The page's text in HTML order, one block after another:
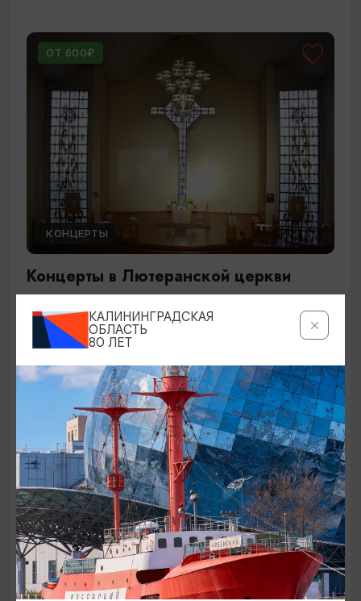
ОТ 600₽
КОНЦЕРТЫ
Концерты в Лютеранской церкви
19.07.2026 - 19.08.2026, 19:00
Калининград, Евангелическо-лютеранская церковь
«Воскресения»
ОТ 250₽
ДЕТЯМ
КАЛИНИНГРАДСКАЯ
ОБЛАСТЬ
80 ЛЕТ